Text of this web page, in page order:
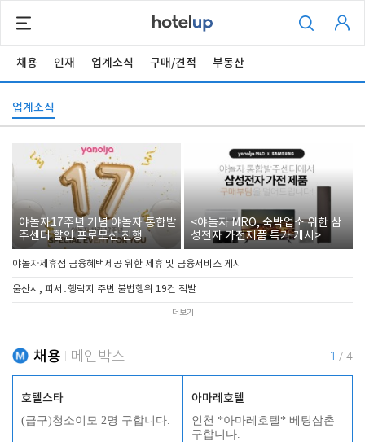
채용 인재 업계소식 구매/견적 부동산
업계소식
야놀자17주년 기념 야놀자 통합발
주센터 할인 프로모션 진행
<야놀자 MRO, 숙박업소 위한 삼
성전자 가전제품 특가 개시>
야놀자제휴점 금융혜택제공 위한 제휴 및 금융서비스 게시
울산시, 피서․행락지 주변 불법행위 19건 적발
더보기
채용 메인박스 1 / 4
호텔스타
(급구)청소이모 2명 구합니다.
아마레호텔
인천 *아마레호텔* 베팅삼촌
구합니다.